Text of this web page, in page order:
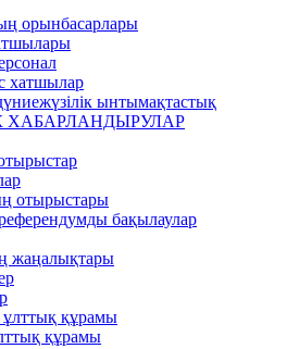
орынбасарлары
хатшылар
ынтымақтастық
ХАБАРЛАНДЫРУЛАР
отырыстары
бақылаулар
жаңалықтары
құрамы
құрамы